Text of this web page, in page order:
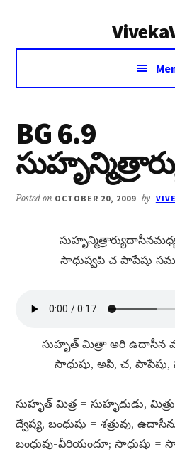
Voice
Vivekananda
BG 6.9
Posted on OCTOBER 20, 2009 by
సాధుష్వపి చ పాపేషు
సుహృత్​ మిత్రా అరి ఉదాసీన
సాధుషు, అపి, చ, పాపేషు,
సుహృత్​ మిత్ర = సుహృదుడు,
ద్వేష్య, బంధుషు = శత్రువు,
బంధువు-వీరియందూ; సాధుషు =